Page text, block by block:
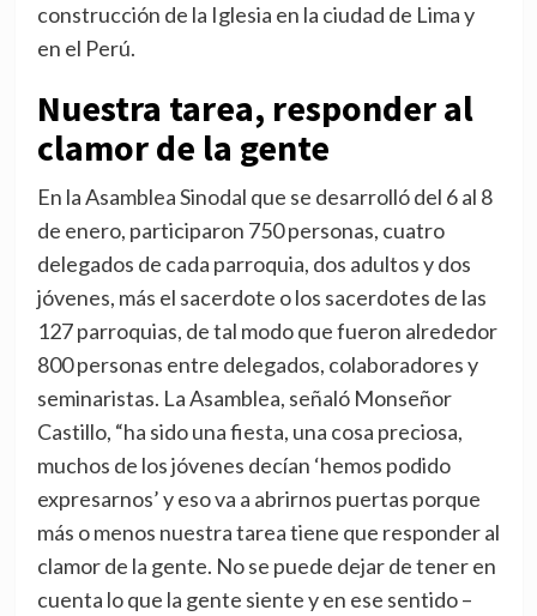
construcción de la Iglesia en la ciudad de Lima y
en el Perú.
Nuestra tarea, responder al
clamor de la gente
En la Asamblea Sinodal que se desarrolló del 6 al 8
de enero, participaron 750 personas, cuatro
delegados de cada parroquia, dos adultos y dos
jóvenes, más el sacerdote o los sacerdotes de las
127 parroquias, de tal modo que fueron alrededor
800 personas entre delegados, colaboradores y
seminaristas. La Asamblea, señaló Monseñor
Castillo, “ha sido una fiesta, una cosa preciosa,
muchos de los jóvenes decían ‘hemos podido
expresarnos’ y eso va a abrirnos puertas porque
más o menos nuestra tarea tiene que responder al
clamor de la gente. No se puede dejar de tener en
cuenta lo que la gente siente y en ese sentido –